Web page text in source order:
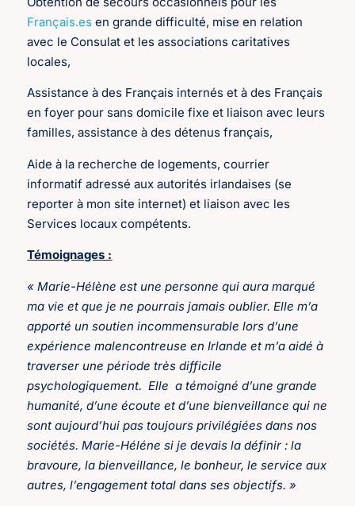
Français.es en grande difficulté, mise en relation
avec le Consulat et les associations caritatives
locales,
Assistance à des Français internés et à des Français
en foyer pour sans domicile fixe et liaison avec leurs
familles, assistance à des détenus français,
Aide à la recherche de logements, courrier
informatif adressé aux autorités irlandaises (se
reporter à mon site internet) et liaison avec les
Services locaux compétents.
Témoignages :
« Marie-Hélène est une personne qui aura marqué
ma vie et que je ne pourrais jamais oublier. Elle m’a
apporté un soutien incommensurable lors d’une
expérience malencontreuse en Irlande et m’a aidé à
traverser une période très difficile
psychologiquement. Elle a témoigné d’une grande
humanité, d’une écoute et d’une bienveillance qui ne
sont aujourd’hui pas toujours privilégiées dans nos
sociétés. Marie-Héléne si je devais la définir : la
bravoure, la bienveillance, le bonheur, le service aux
autres, l’engagement total dans ses objectifs. »